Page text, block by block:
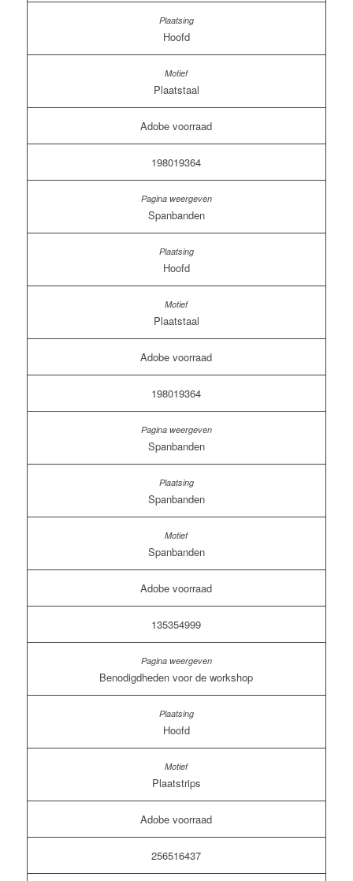
Hoofd
Plaatstaal
Adobe voorraad
198019364
Spanbanden
Hoofd
Plaatstaal
Adobe voorraad
198019364
Spanbanden
Spanbanden
Spanbanden
Adobe voorraad
135354999
Benodigdheden voor de workshop
Hoofd
Plaatstrips
Adobe voorraad
256516437